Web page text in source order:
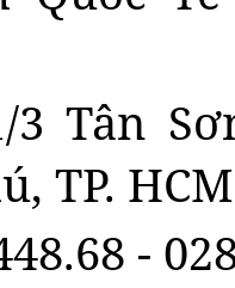
Tân
TP. HCM
-